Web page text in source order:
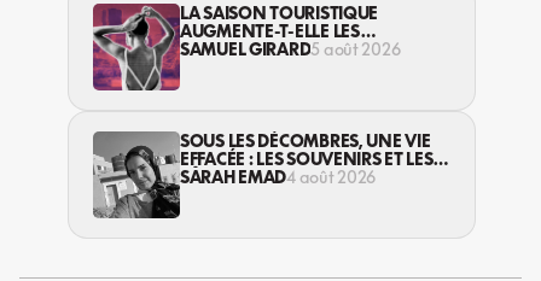
LA SAISON TOURISTIQUE
AUGMENTE-T-ELLE LES
VIOLENCES CONTRE LES
SAMUEL GIRARD5 août 2026
SOUS LES DÉCOMBRES, UNE VIE
EFFACÉE : LES SOUVENIRS ET LES
RÊVES PERDUS DES HABITANT·ES
SARAH EMAD4 août 2026